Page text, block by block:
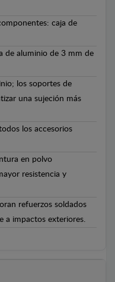
caja de
de aluminio de 3 mm de
los soportes de
una sujeción más
los accesorios
en polvo
resistencia y
refuerzos soldados
a impactos exteriores.